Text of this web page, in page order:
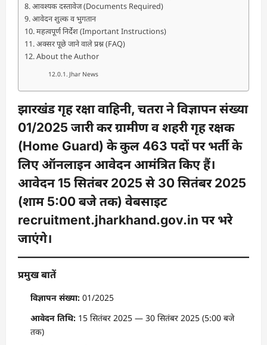
आवश्यक दस्तावेज (Documents Required)
आवेदन शुल्क व भुगतान
महत्वपूर्ण निर्देश (Important Instructions)
अक्सर पूछे जाने वाले प्रश्न (FAQ)
About the Author
Jhar News
झारखंड गृह रक्षा वाहिनी, चतरा ने विज्ञापन संख्या
01/2025 जारी करग्रामीण व शहरी गृह रक्षक
(Home Guard) के कुल 463 पदोंपर भर्ती के
लिए ऑनलाइन आवेदन आमंत्रित किए हैं।
आवेदन 15 सितंबर 2025 से 30 सितंबर 2025
(शाम 5:00 बजे तक) वेबसाइट
recruitment.jharkhand.gov.in पर भरे
जाएंगे।
प्रमुख बातें
विज्ञापन संख्या: 01/2025
आवेदन तिथि: 15 सितंबर 2025 — 30 सितंबर 2025 (5:00 बजे
तक)